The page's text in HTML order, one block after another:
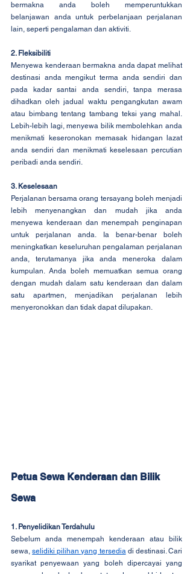
bermakna anda boleh memperuntukkan
belanjawan anda untuk perbelanjaan perjalanan
lain, seperti pengalaman dan aktiviti.
2. Fleksibiliti
Menyewa kenderaan bermakna anda dapat melihat
destinasi anda mengikut terma anda sendiri dan
pada kadar santai anda sendiri, tanpa merasa
dihadkan oleh jadual waktu pengangkutan awam
atau bimbang tentang tambang teksi yang mahal.
Lebih-lebih lagi, menyewa bilik membolehkan anda
menikmati keseronokan memasak hidangan lazat
anda sendiri dan menikmati keselesaan percutian
peribadi anda sendiri.
3. Keselesaan
Perjalanan bersama orang tersayang boleh menjadi
lebih menyenangkan dan mudah jika anda
menyewa kenderaan dan menempah penginapan
untuk perjalanan anda. Ia benar-benar boleh
meningkatkan keseluruhan pengalaman perjalanan
anda, terutamanya jika anda meneroka dalam
kumpulan. Anda boleh memuatkan semua orang
dengan mudah dalam satu kenderaan dan dalam
satu apartmen, menjadikan perjalanan lebih
menyeronokkan dan tidak dapat dilupakan.
Petua Sewa Kenderaan dan Bilik
Sewa
1. Penyelidikan Terdahulu
Sebelum anda menempah kenderaan atau bilik
sewa, selidiki pilihan yang tersedia di destinasi. Cari
syarikat penyewaan yang boleh dipercayai yang